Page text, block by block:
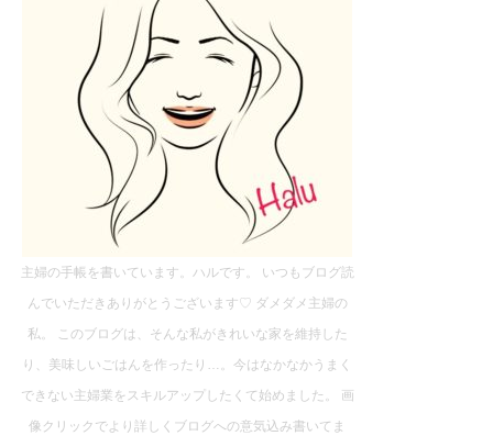
主婦の手帳を書いています。ハルです。 いつもブログ読
んでいただきありがとうございます♡ ダメダメ主婦の
私。 このブログは、そんな私がきれいな家を維持した
り、美味しいごはんを作ったり…。今はなかなかうまく
できない主婦業をスキルアップしたくて始めました。 画
像クリックでより詳しくブログへの意気込み書いてま